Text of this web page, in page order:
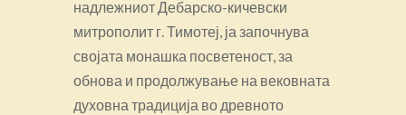
надлежниот Дебарско-кичевски
митрополит г. Тимотеј, ја започнува
својата монашка посветеност, за
обнова и продолжување на вековната
духовна традиција во древното